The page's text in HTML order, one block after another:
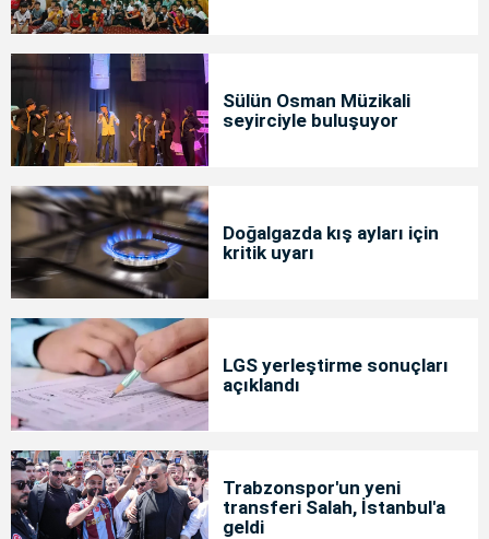
Sülün Osman Müzikali
seyirciyle buluşuyor
Doğalgazda kış ayları için
kritik uyarı
LGS yerleştirme sonuçları
açıklandı
Trabzonspor'un yeni
transferi Salah, İstanbul'a
geldi